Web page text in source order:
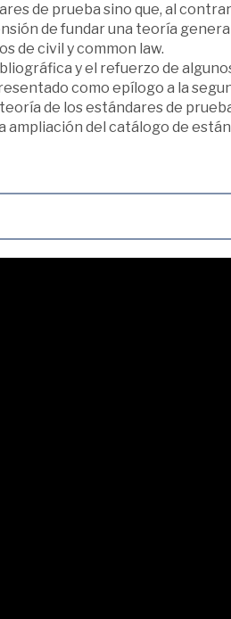
de prueba sino que, al
de fundar una teoría
de civil y common law.
y el refuerzo de
como epílogo a la
de los estándares de
del catálogo de